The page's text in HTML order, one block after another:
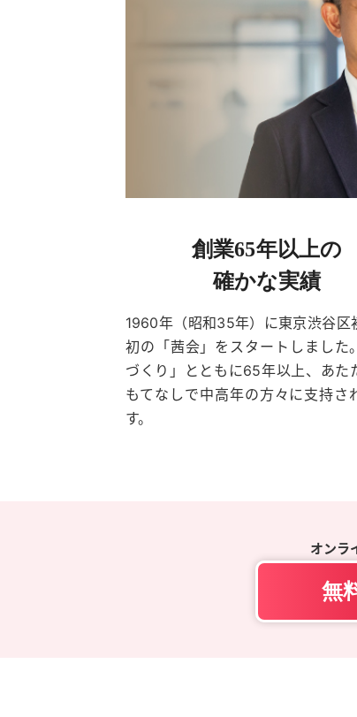
創業65年以上の
確かな実績
1960年（昭和35年）に東京渋谷区
初の「茜会」をスタートしました
づくり」とともに65年以上、あた
もてなしで中高年の方々に支持さ
す。
オンラ
無